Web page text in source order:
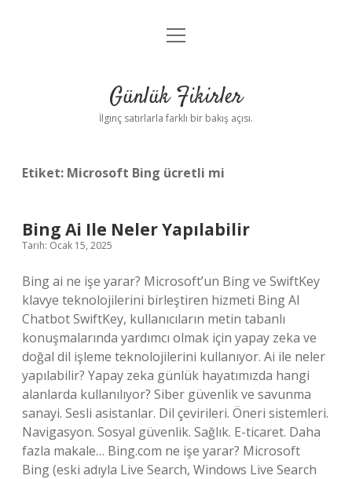
Anasayfa
Yasal Uyarı
menüyü
Günlük Fikirler
İlginç satırlarla farklı bir bakış açısı.
Etiket: Microsoft Bing ücretli mi
Bing Ai Ile Neler Yapılabilir
Tarih: Ocak 15, 2025
Bing ai ne işe yarar? Microsoft’un Bing ve SwiftKey
klavye teknolojilerini birleştiren hizmeti Bing AI
Chatbot SwiftKey, kullanıcıların metin tabanlı
konuşmalarında yardımcı olmak için yapay zeka ve
doğal dil işleme teknolojilerini kullanıyor. Ai ile neler
yapılabilir? Yapay zeka günlük hayatımızda hangi
alanlarda kullanılıyor? Siber güvenlik ve savunma
sanayi. Sesli asistanlar. Dil çevirileri. Öneri sistemleri.
Navigasyon. Sosyal güvenlik. Sağlık. E-ticaret. Daha
fazla makale… Bing.com ne işe yarar? Microsoft
Bing (eski adıyla Live Search, Windows Live Search